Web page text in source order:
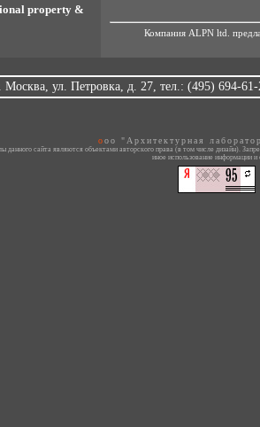
Компания ALPN ltd.
Москва, ул. Петровка, д. 27, тел.: (495) 694-
ooo "Архитектурная
иное использование информации и